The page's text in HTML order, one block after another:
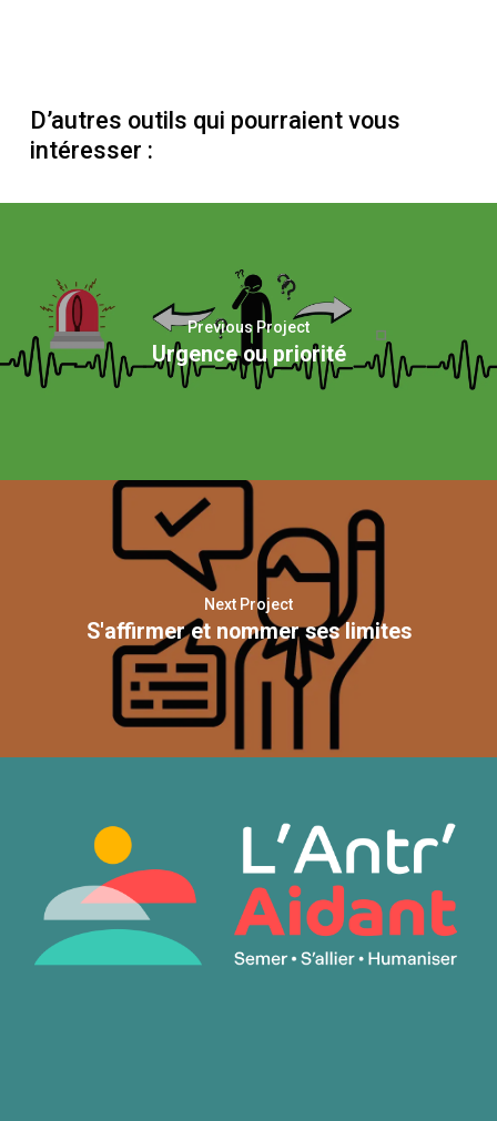
D’autres outils qui pourraient vous
intéresser :
Previous Project
Urgence ou priorité
Next Project
S'affirmer et nommer ses limites